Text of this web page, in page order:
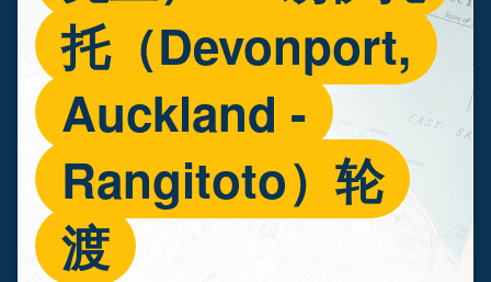
托（Devonport,
Auckland -
Rangitoto）轮
渡